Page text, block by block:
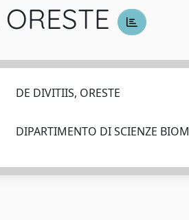
DE DIVITIIS, ORESTE
DIPARTIMENTO DI SCIENZE